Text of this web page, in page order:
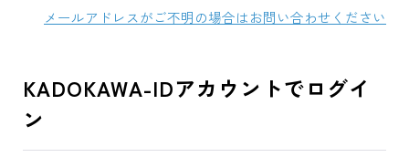
メールアドレスがご不明の場合はお問い合わせください
KADOKAWA-IDアカウントでログイ
ン